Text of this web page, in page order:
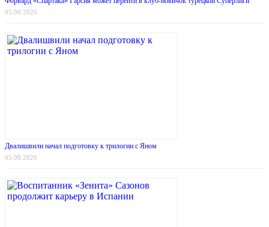
05.08.2026
Двалишвили начал подготовку к трилогии с Яном
05.08.2026